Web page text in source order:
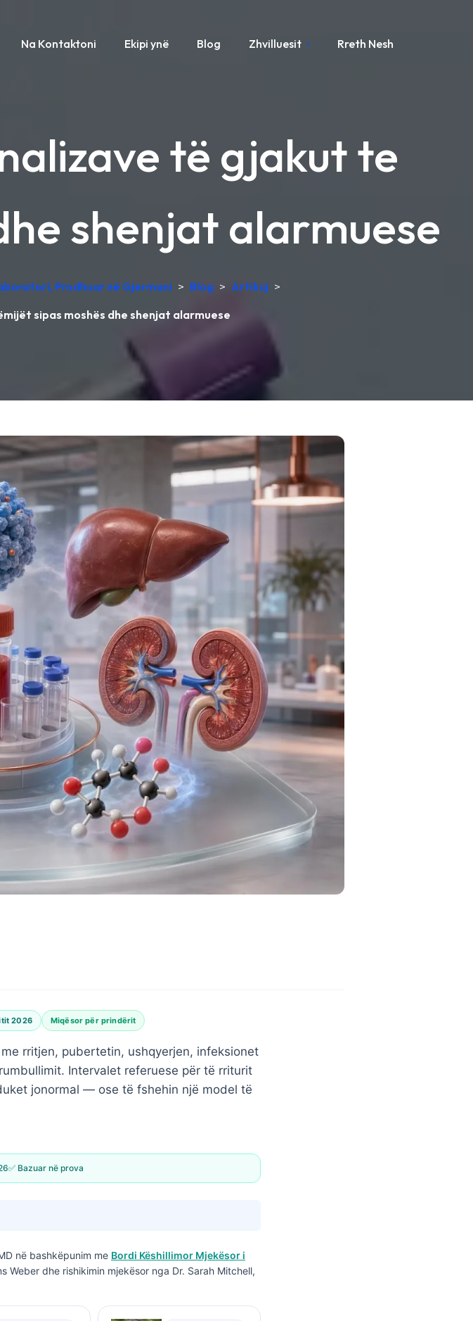
Na Kontaktoni Ekipi ynë Blog Zhvilluesit Rreth Nesh
të gjakut te
shenjat alarmuese
Prodhuar në Gjermani > Blog > Artikuj >
sipas moshës dhe shenjat alarmuese
2026 Miqësor për prindërit
rritjen, pubertetin, ushqyerjen, infeksionet
Intervalet referuese për të rriturit
jonormal — ose të fshehin një model të
✅ Bazuar në prova
në bashkëpunim me Bordi Këshillimor Mjekësor i
Weber dhe rishikimin mjekësor nga Dr. Sarah Mitchell,